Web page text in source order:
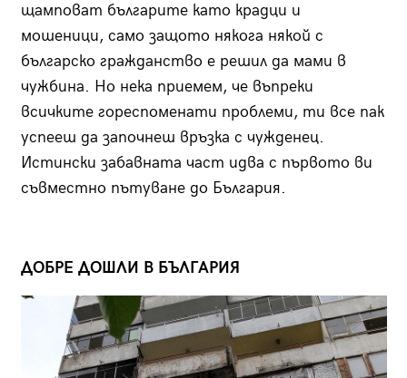
щамповат българите като крадци и
мошеници, само защото някога някой с
българско гражданство е решил да мами в
чужбина. Но нека приемем, че въпреки
всичките гореспоменати проблеми, ти все пак
успееш да започнеш връзка с чужденец.
Истински забавната част идва с първото ви
съвместно пътуване до България.
ДОБРЕ ДОШЛИ В БЪЛГАРИЯ